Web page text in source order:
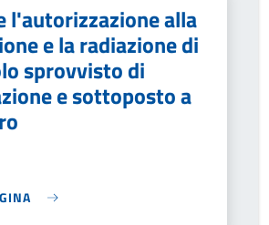
l'autorizzazione alla
e la radiazione di
sprovvisto di
e sottoposto a